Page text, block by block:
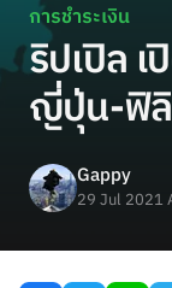
การชำระเงิน
ริปเปิล เ
ญี่ปุ่น-ฟิ
Gappy
29 Jul 2021